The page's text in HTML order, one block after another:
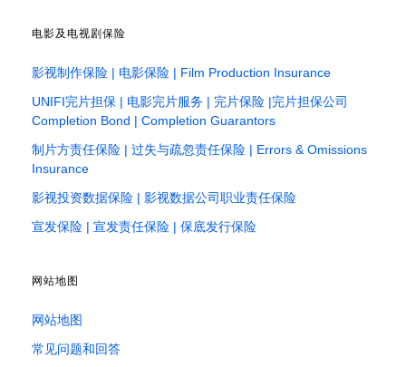
电影及电视剧保险
影视制作保险 | 电影保险 | Film Production Insurance
UNIFI完片担保 | 电影完片服务 | 完片保险 |完片担保公司
Completion Bond | Completion Guarantors
制片方责任保险 | 过失与疏忽责任保险 | Errors & Omissions
Insurance
影视投资数据保险 | 影视数据公司职业责任保险
宣发保险 | 宣发责任保险 | 保底发行保险
网站地图
网站地图
常见问题和回答